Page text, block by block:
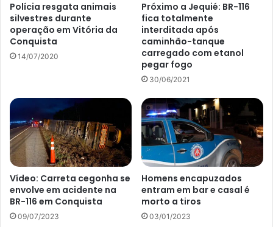
Polícia resgata animais
silvestres durante
operação em Vitória da
Conquista
14/07/2020
Próximo a Jequié: BR-116
fica totalmente
interditada após
caminhão-tanque
carregado com etanol
pegar fogo
30/06/2021
Vídeo: Carreta cegonha se
envolve em acidente na
BR-116 em Conquista
09/07/2023
Homens encapuzados
entram em bar e casal é
morto a tiros
03/01/2023